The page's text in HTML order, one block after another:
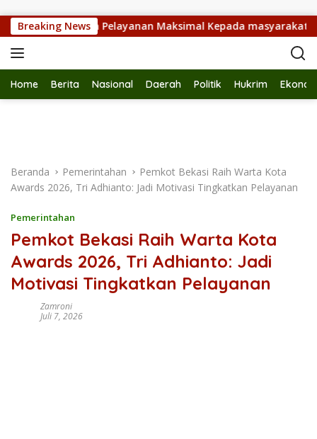
Breaking News
Hadirkan Pelayanan Maksimal Kepada masyarakat
Home Berita Nasional Daerah Politik Hukrim
Beranda Pemerintahan
Pemkot Bekasi Raih Warta Kota
Awards 2026, Tri Adhianto: Jadi Motivasi Tingkatkan Pelayanan
Pemerintahan
Pemkot Bekasi Raih Warta Kota
Awards 2026, Tri Adhianto: Jadi
Motivasi Tingkatkan Pelayanan
Zamroni
Juli 7, 2026